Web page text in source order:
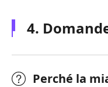
4.
Perché la